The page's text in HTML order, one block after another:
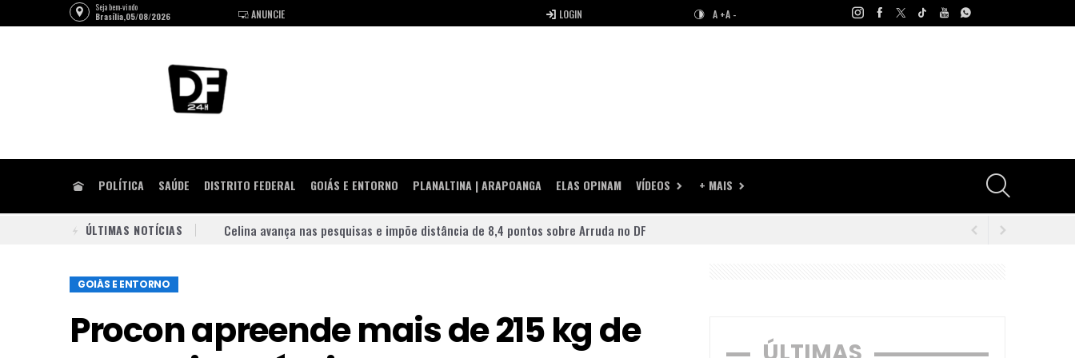
Seja bem-vindo
Brasília,05/08/2026
ANUNCIE LOGIN A +A -
POLÍTICA SAÚDE DISTRITO FEDERAL GOIÁS E ENTORNO PLANALTINA | ARAPOANGA ELAS OPINAM VÍDEOS + MAIS
ÚLTIMAS NOTÍCIAS
Celina avança nas pesquisas e impõe distância de 8,4 pontos sobre Arruda no DF
União Progressista confirma Celina Leão e consolida chapa competitiva para o Governo do DF
MDB se une a Celina Leão e amplia força do grupo governista no Distrito Federal
GOIÁS E ENTORNO
Procon apreende mais de 215 kg de